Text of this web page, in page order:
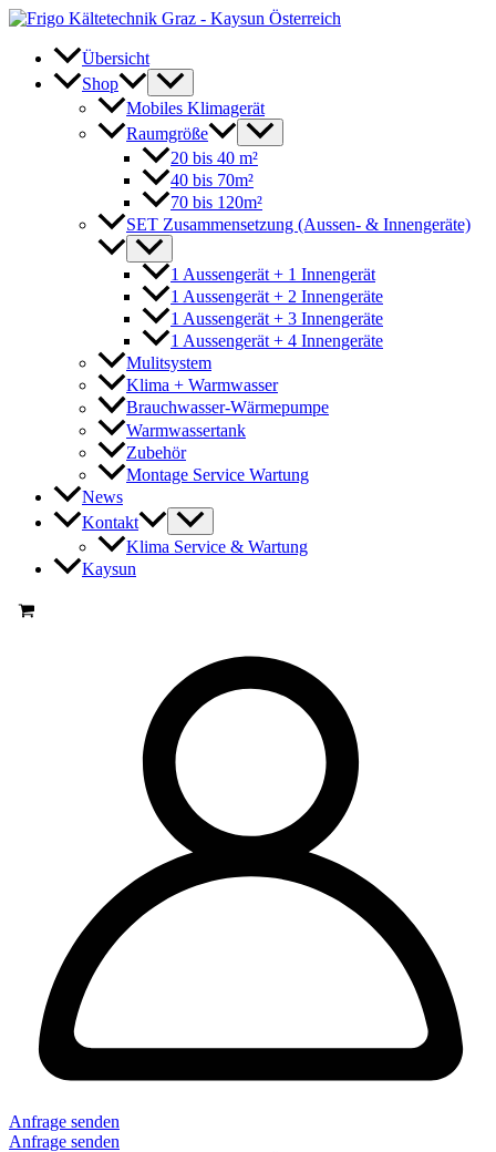
Zum
springen
Übersicht
Shop
Mobiles Klimagerät
Raumgröße
20 bis 40 m²
40 bis 70m²
70 bis 120m²
SET Zusammensetzung (Aussen- & Innengeräte)
1 Aussengerät + 1 Innengerät
1 Aussengerät + 2 Innengeräte
1 Aussengerät + 3 Innengeräte
1 Aussengerät + 4 Innengeräte
Mulitsystem
Klima + Warmwasser
Brauchwasser-Wärmepumpe
Warmwassertank
Zubehör
Montage Service Wartung
News
Kontakt
Klima Service & Wartung
Kaysun
Anfrage senden
Anfrage senden